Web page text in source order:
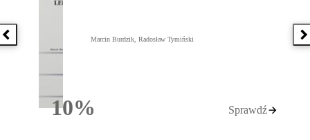
Poprzednia książka
10%Rabatu
Marcin Burdzik, Radosław Tymiński
Sprawdź